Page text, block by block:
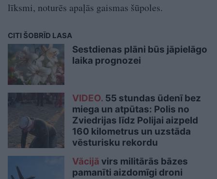
līksmi, noturēs apaļās gaismas šūpoles.
CITI ŠOBRĪD LASA
Sestdienas plāni būs jāpielāgo
laika prognozei
VIDEO. 55 stundas ūdenī bez
miega un atpūtas: Polis no
Zviedrijas līdz Polijai aizpeld
160 kilometrus un uzstāda
vēsturisku rekordu
Vācijā virs militārās bāzes
pamanīti aizdomīgi droni